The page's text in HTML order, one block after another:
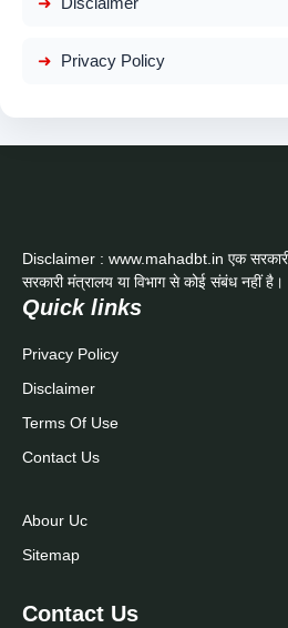
Privacy Policy
Disclaimer : www.mahadbt.in एक
सरकारी मंत्रालय या विभाग से कोई संबंध नहीं है।
Quick links
Privacy Policy
Disclaimer
Terms Of Use
Contact Us
Abour Uc
Sitemap
Contact Us